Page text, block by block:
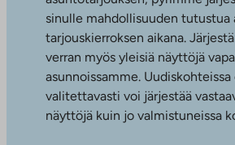
sinulle mahdollisuuden tutustua
tarjouskierroksen aikana.
verran myös yleisiä näyttöjä
asunnoissamme. Uudiskohteissa
valitettavasti voi järjestää
näyttöjä kuin jo valmistuneissa